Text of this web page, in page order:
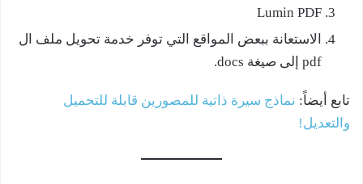
Lumin PDF
الاستعانة ببعض المواقع التي توفر خدمة تحويل ملف ال
pdf إلى صيغة docs.
تابع أيضاً: نماذج سيرة ذاتية للمصورين قابلة للتحميل
والتعديل!